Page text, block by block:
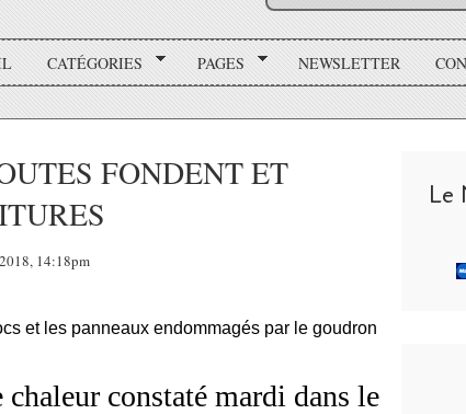
CATÉGORIES PAGES NEWSLETTER
FONDENT ET
14:18pm
constaté mardi dans le
Le